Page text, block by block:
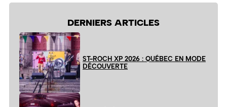
DERNIERS ARTICLES
ST-ROCH XP 2026 : QUÉBEC EN MODE
DÉCOUVERTE